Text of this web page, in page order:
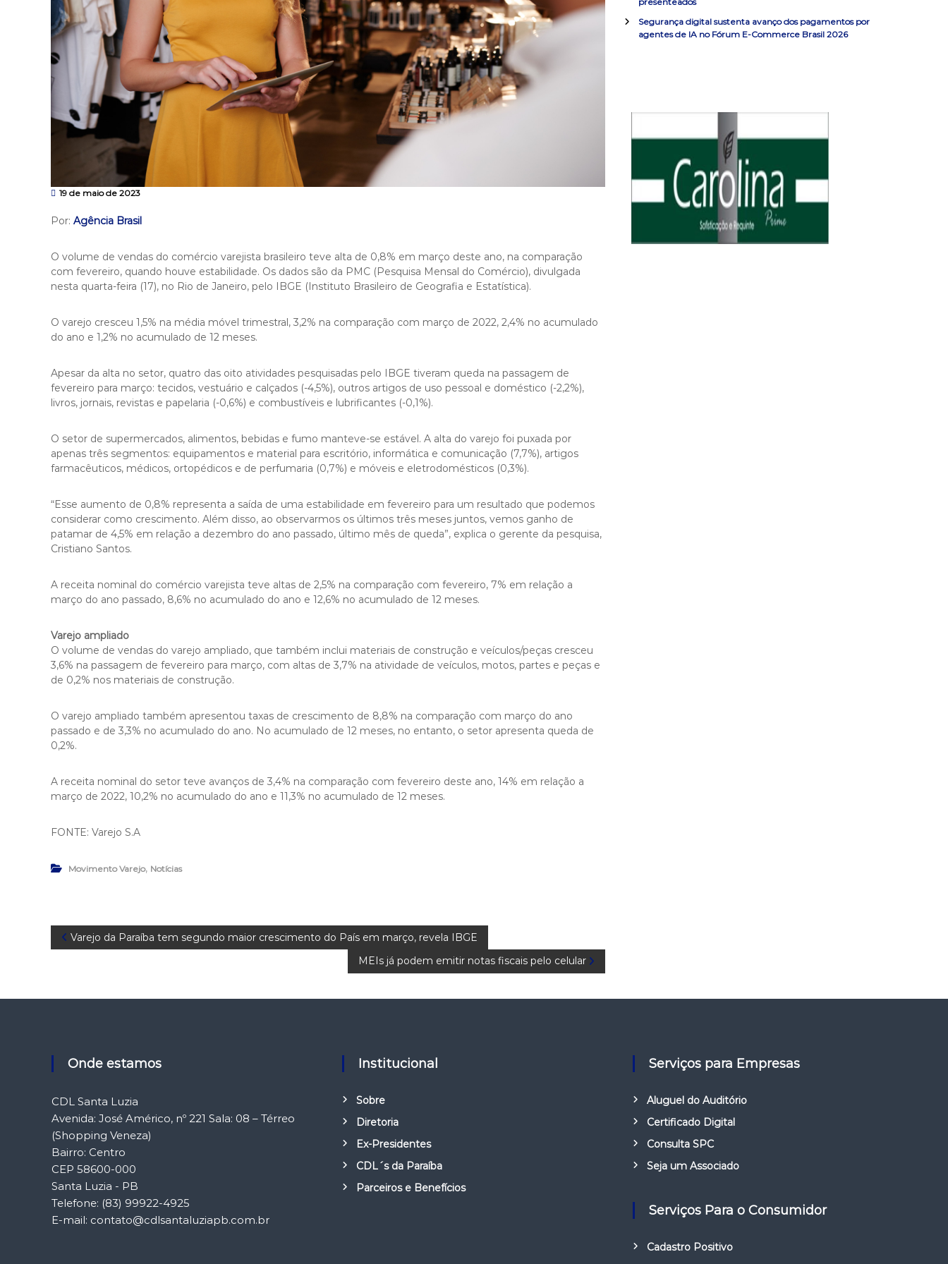
19 de maio de 2023
Por: Agência Brasil
O volume de vendas do comércio varejista brasileiro teve alta de 0,8% em março deste ano, na comparação
com fevereiro, quando houve estabilidade. Os dados são da PMC (Pesquisa Mensal do Comércio), divulgada
nesta quarta-feira (17), no Rio de Janeiro, pelo IBGE (Instituto Brasileiro de Geografia e Estatística).
O varejo cresceu 1,5% na média móvel trimestral, 3,2% na comparação com março de 2022, 2,4% no acumulado
do ano e 1,2% no acumulado de 12 meses.
Apesar da alta no setor, quatro das oito atividades pesquisadas pelo IBGE tiveram queda na passagem de
fevereiro para março: tecidos, vestuário e calçados (-4,5%), outros artigos de uso pessoal e doméstico (-2,2%),
livros, jornais, revistas e papelaria (-0,6%) e combustíveis e lubrificantes (-0,1%).
O setor de supermercados, alimentos, bebidas e fumo manteve-se estável. A alta do varejo foi puxada por
apenas três segmentos: equipamentos e material para escritório, informática e comunicação (7,7%), artigos
farmacêuticos, médicos, ortopédicos e de perfumaria (0,7%) e móveis e eletrodomésticos (0,3%).
“Esse aumento de 0,8% representa a saída de uma estabilidade em fevereiro para um resultado que podemos
considerar como crescimento. Além disso, ao observarmos os últimos três meses juntos, vemos ganho de
patamar de 4,5% em relação a dezembro do ano passado, último mês de queda”, explica o gerente da pesquisa,
Cristiano Santos.
A receita nominal do comércio varejista teve altas de 2,5% na comparação com fevereiro, 7% em relação a
março do ano passado, 8,6% no acumulado do ano e 12,6% no acumulado de 12 meses.
Varejo ampliado
O volume de vendas do varejo ampliado, que também inclui materiais de construção e veículos/peças cresceu
3,6% na passagem de fevereiro para março, com altas de 3,7% na atividade de veículos, motos, partes e peças e
de 0,2% nos materiais de construção.
O varejo ampliado também apresentou taxas de crescimento de 8,8% na comparação com março do ano
passado e de 3,3% no acumulado do ano. No acumulado de 12 meses, no entanto, o setor apresenta queda de
0,2%.
A receita nominal do setor teve avanços de 3,4% na comparação com fevereiro deste ano, 14% em relação a
março de 2022, 10,2% no acumulado do ano e 11,3% no acumulado de 12 meses.
FONTE: Varejo S.A
Movimento Varejo, Notícias
N
v
g
a
ç
ã
o
d
Varejo da Paraíba tem segundo maior crescimento do País em março, revela IBGE
MEIs já podem emitir notas fiscais pelo celular
Segurança digital sustenta avanço dos pagamentos por
agentes de IA no Fórum E-Commerce Brasil 2026
Onde estamos
CDL Santa Luzia
Avenida: José Américo, nº 221 Sala: 08 – Térreo
(Shopping Veneza)
Bairro: Centro
CEP 58600-000
Santa Luzia - PB
Telefone: (83) 99922-4925
E-mail: contato@cdlsantaluziapb.com.br
Institucional
Sobre
Diretoria
Ex-Presidentes
CDL´s da Paraíba
Parceiros e Benefícios
Serviços para Empresas
Aluguel do Auditório
Certificado Digital
Consulta SPC
Seja um Associado
Serviços Para o Consumidor
Cadastro Positivo